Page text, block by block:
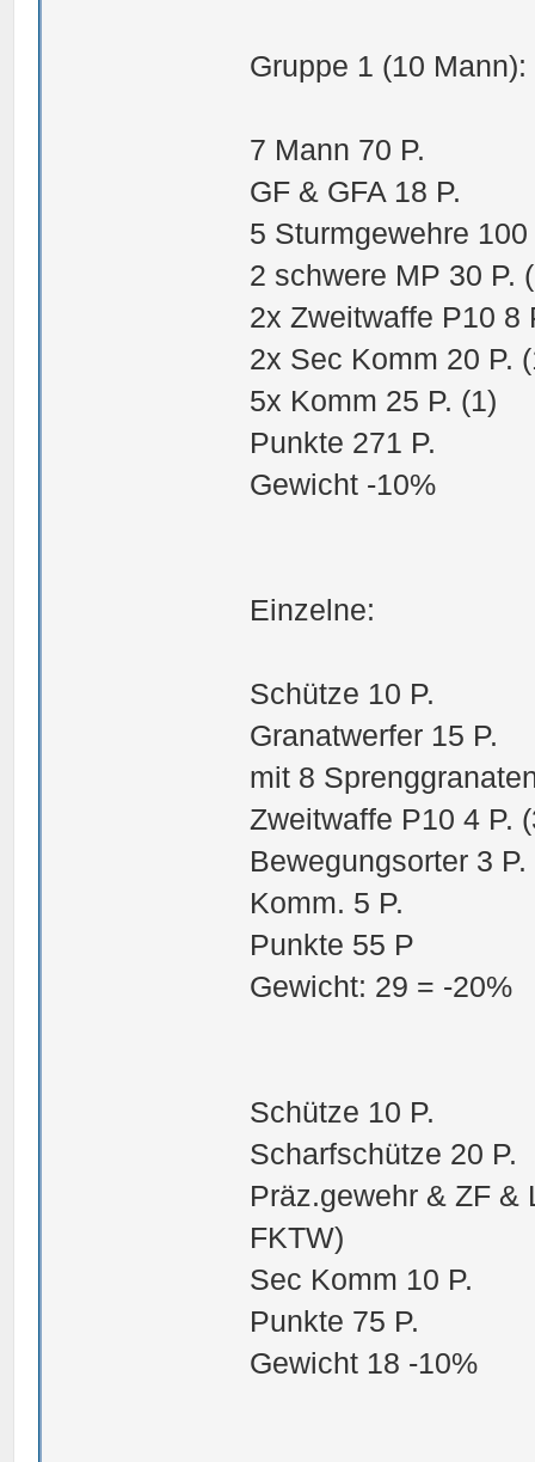
Gruppe 1 (10 Mann):
7 Mann 70 P.
GF & GFA 18 P.
5 Sturmgewehre 100
2 schwere MP 30 P.
2x Zweitwaffe P10 8
2x Sec Komm 20 P.
5x Komm 25 P. (1)
Punkte 271 P.
Gewicht -10%
Einzelne:
Schütze 10 P.
Granatwerfer 15 P.
mit 8
Zweitwaffe P10 4 P.
Bewegungsorter 3 P.
Komm. 5 P.
Punkte 55 P
Gewicht: 29 = -20%
Schütze 10 P.
Scharfschütze 20 P.
Präz.gewehr & ZF &
FKTW)
Sec Komm 10 P.
Punkte 75 P.
Gewicht 18 -10%